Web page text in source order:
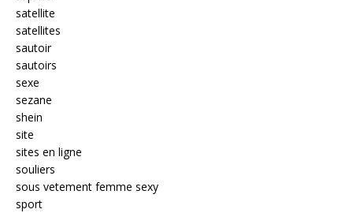
satellite
satellites
sautoir
sautoirs
sexe
sezane
shein
site
sites en ligne
souliers
sous vetement femme sexy
sport